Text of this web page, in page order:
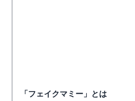
「フェイクマミー」とは